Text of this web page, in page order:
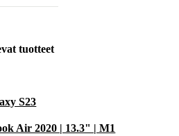
tuotteet
S23
Air 2020 | 13.3" | M1